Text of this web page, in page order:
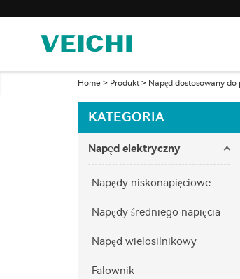
Home > Produkt> Napęd dostosowany do
KATEGORIA
Napęd elektryczny
Napędy niskonapięciowe
Napędy średniego napięcia
Napęd wielosilnikowy
Falownik